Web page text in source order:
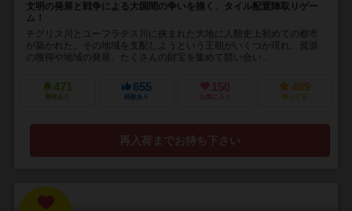
文明の発展と戦争による大国間の争いを描く、タイル配置陣取りゲー
ム！
チグリス川とユーフラテス川に挟まれた大地に人類史上初めての都市
が築かれた。その地域を支配しようという王朝がいくつか現れ、資源
の獲得や地域の発展、たくさんの財宝を集めて競い合い...
471
興味あり
655
経験あり
150
お気に入り
469
持ってる
再入荷までお待ち下さい